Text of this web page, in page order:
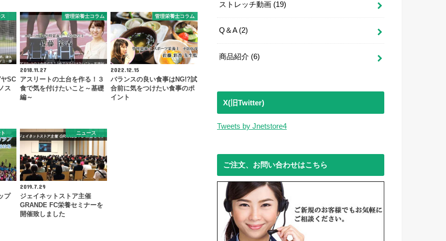
SC
ス
管理栄養士コラム
2018.11.27
アスリートの土台を作る！３
食で気を付けたいこと～基礎
編～
管理栄養士コラム
2022.12.15
バランスの良い食事はNG!?試
合前に気をつけたい食事のポ
イント
プ
ニュース
2019.7.29
ジェイネットストア主催
GRANDE FC栄養セミナーを
開催致しました
ストレッチ動画 (19)
Q＆A (2)
商品紹介 (6)
X(旧Twitter)
Tweets by Jnetstore4
ご注文、お問い合わせはこちら